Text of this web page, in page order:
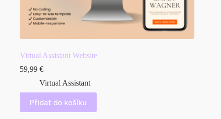
Virtual Assistant Website
59,99 €
Virtual Assistant
Přidat do košíku